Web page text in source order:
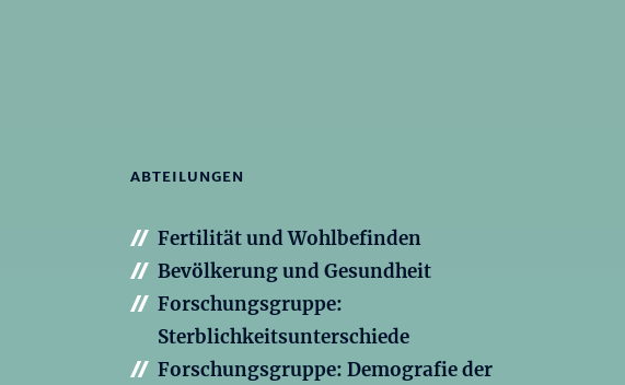
ABTEILUNGEN
Fertilität und Wohlbefinden
Bevölkerung und Gesundheit
Forschungsgruppe:
Sterblichkeitsunterschiede
Forschungsgruppe: Demografie der